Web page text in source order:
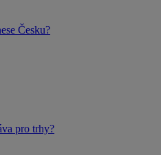
Česku?
pro trhy?